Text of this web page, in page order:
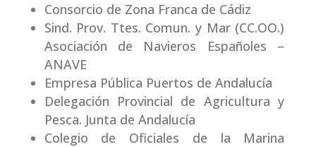
Consorcio de Zona Franca de Cádiz
Sind. Prov. Ttes. Comun. y Mar (CC.OO.)
Asociación de Navieros Españoles –
ANAVE
Empresa Pública Puertos de Andalucía
Delegación Provincial de Agricultura y
Pesca. Junta de Andalucía
Colegio de Oficiales de la Marina